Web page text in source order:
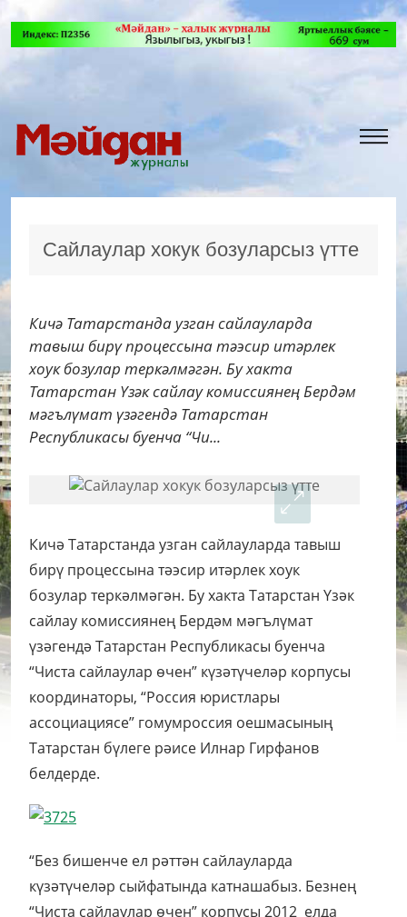
Сайлаулар хокук бозуларсыз үтте
Кичә Татарстанда узган сайлауларда
тавыш бирү процессына тәэсир итәрлек
хоук бозулар теркәлмәгән. Бу хакта
Татарстан Үзәк сайлау комиссиянең Бердәм
мәгълүмат үзәгендә Татарстан
Республикасы буенча “Чи...
Кичә Татарстанда узган сайлауларда тавыш
бирү процессына тәэсир итәрлек хоук
бозулар теркәлмәгән. Бу хакта Татарстан Үзәк
сайлау комиссиянең Бердәм мәгълүмат
үзәгендә Татарстан Республикасы буенча
“Чиста сайлаулар өчен” күзәтүчеләр корпусы
координаторы, “Россия юристлары
ассоциациясе” гомумроссия оешмасының
Татарстан бүлеге рәисе Илнар Гирфанов
белдерде.
“Без бишенче ел рәттән сайлауларда
күзәтүчеләр сыйфатында катнашабыз. Безнең
“Чиста сайлаулар өчен” корпусы 2012 елда